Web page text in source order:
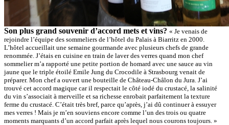
Son plus grand souvenir d’accord mets et vins? « Je venais de
rejoindre l’équipe des sommeliers de l’hôtel du Palais à Biarritz en 2000.
L’hôtel accueillait une semaine gourmande avec plusieurs chefs de grande
renommée. J’étais en cuisine en train de laver des verres quand mon chef
sommelier m’a rapporté une petite portion de homard avec une sauce au vin
jaune que le triple étoilé Emile Jung du Crocodile à Strasbourg venait de
préparer. Mon chef a ouvert une bouteille de Château-Châlon du Jura. J’ai
trouvé cet accord magique car il respectait le côté iodé du crustacé, la salinité
du vin s’associait à merveille et sa richesse enrobait parfaitement la texture
ferme du crustacé. C’était très bref, parce qu’après, j’ai dû continuer à essuyer
mes verres ! Mais je m’en souviens encore comme l’un des trois ou quatre
moments marquants d’un accord parfait après lequel nous courons toujours. »